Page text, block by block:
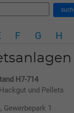
F G H
H7-714
und Pellets
1